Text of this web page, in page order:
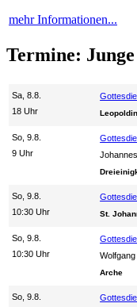
mehr Informationen...
Termine:
Sa, 8.8.
18 Uhr
So, 9.8.
9 Uhr
So, 9.8.
10:30 Uhr
St.
So, 9.8.
10:30 Uhr
Arche
So, 9.8.